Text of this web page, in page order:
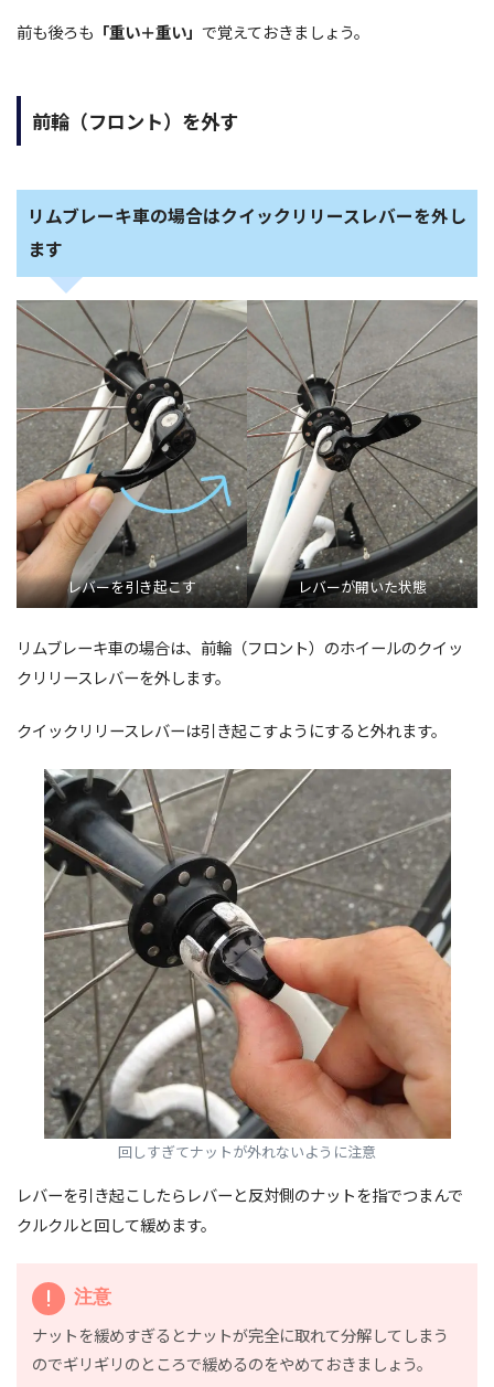
前も後ろも 「重い＋重い」 で覚えておきましょう。
前輪（フロント）を外す
リムブレーキ車の場合はクイックリリースレバーを外し
ます
レバーを引き起こす レバーが開いた状態
リムブレーキ車の場合は、前輪（フロント）のホイールのクイッ
クリリースレバーを外します。
クイックリリースレバーは引き起こすようにすると外れます。
回しすぎてナットが外れないように注意
レバーを引き起こしたらレバーと反対側のナットを指でつまんで
クルクルと回して緩めます。
注意
ナットを緩めすぎるとナットが完全に取れて分解してしまう
のでギリギリのところで緩めるのをやめておきましょう。